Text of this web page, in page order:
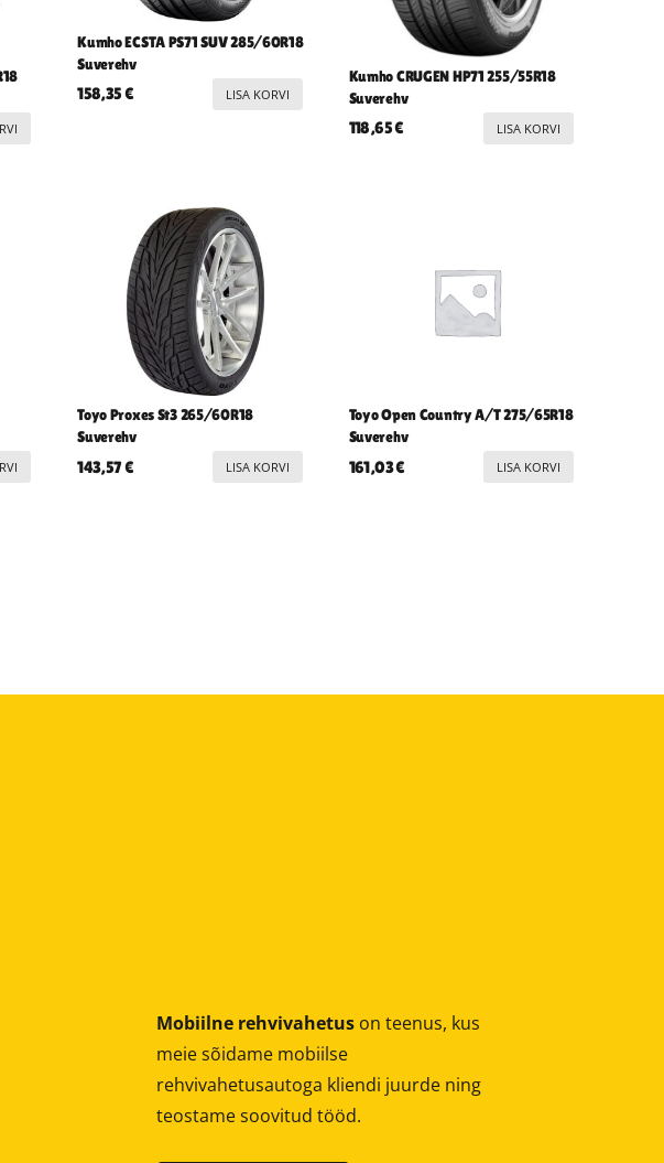
Kumho ECSTA PS71 SUV 285/60R18
Suverehv
158,35€ LISA KORVI
Kumho CRUGEN HP71 255/55R18
Suverehv
118,65€ LISA KORVI
Toyo Proxes St3 265/60R18
Suverehv
143,57€ LISA KORVI
Toyo Open Country A/T 275/65R18
Suverehv
161,03€ LISA KORVI
Mobiilne rehvivahetus on teenus, kus
meie sõidame mobiilse
rehvivahetusautoga kliendi juurde ning
teostame soovitud tööd.